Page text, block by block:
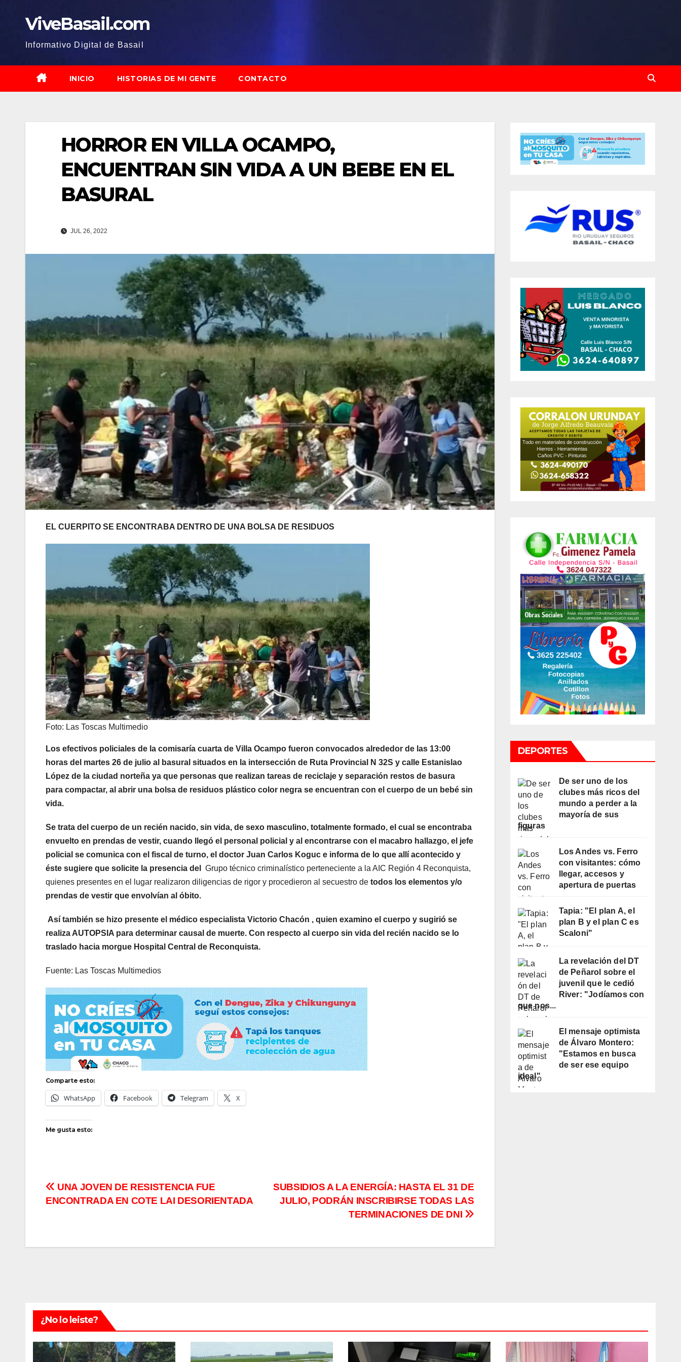
ViveBasail.com
Informativo Digital de Basail
INICIO HISTORIAS DE MI GENTE CONTACTO
HORROR EN VILLA OCAMPO,
ENCUENTRAN SIN VIDA A UN BEBE EN EL
BASURAL
JUL 26, 2022
EL CUERPITO SE ENCONTRABA DENTRO DE UNA BOLSA DE RESIDUOS
Foto: Las Toscas Multimedio
Los efectivos policiales de la comisaría cuarta de Villa Ocampo fueron convocados alrededor de las 13:00
horas del martes 26 de julio al basural situados en la intersección de Ruta Provincial N 32S y calle Estanislao
López de la ciudad norteña ya que personas que realizan tareas de reciclaje y separación restos de basura
para compactar, al abrir una bolsa de residuos plástico color negra se encuentran con el cuerpo de un bebé sin
vida.
Se trata del cuerpo de un recién nacido, sin vida, de sexo masculino, totalmente formado, el cual se encontraba
envuelto en prendas de vestir, cuando llegó el personal policial y al encontrarse con el macabro hallazgo, el jefe
policial se comunica con el fiscal de turno, el doctor Juan Carlos Koguc e informa de lo que allí acontecido y
éste sugiere que solicite la presencia de
Grupo técnico criminalístico perteneciente a la AIC Región 4 Reconquista,
quienes presentes en el lugar realizaron diligencias de rigor y procedieron al secuestro de todos los elementos y/o
prendas de vestir que envolvían al óbito.
Así también se hizo presente el médico especialista Victorio Chacón , quien examino el cuerpo y sugirió se
realiza AUTOPSIA para determinar causal de muerte. Con respecto al cuerpo sin vida del recién nacido se lo
traslado hacia morgue Hospital Central de Reconquista.
Fuente: Las Toscas Multimedios
Comparte esto:
WhatsApp Facebook Telegram X
Me gusta esto:
Navegación
SUBSIDIOS A LA ENERGÍA: HASTA EL 31 DE
JULIO, PODRÁN INSCRIBIRSE TODAS LAS
TERMINACIONES DE DNI
UNA JOVEN DE RESISTENCIA FUE
ENCONTRADA EN COTE LAI DESORIENTADA
DEPORTES
De ser uno de los
clubes más ricos del
mundo a perder a la
mayoría de sus
figuras
Los Andes vs. Ferro
con visitantes: cómo
llegar, accesos y
apertura de puertas
Tapia: "El plan A, el
plan B y el plan C es
Scaloni"
La revelación del DT
de Peñarol sobre el
juvenil que le cedió
River: "Jodíamos con
que nos...
El mensaje optimista
de Álvaro Montero:
"Estamos en busca
de ser ese equipo
ideal"
¿No lo leiste?